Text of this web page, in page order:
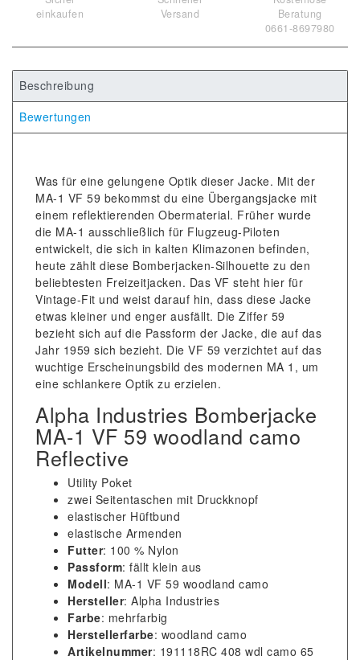
einkaufen
Versand
Beratung
0661-8697980
Beschreibung
Bewertungen
Was für eine gelungene Optik dieser Jacke. Mit der
MA-1 VF 59 bekommst du eine Übergangsjacke mit
einem reflektierenden Obermaterial. Früher wurde
die MA-1 ausschließlich für Flugzeug-Piloten
entwickelt, die sich in kalten Klimazonen befinden,
heute zählt diese Bomberjacken-Silhouette zu den
beliebtesten Freizeitjacken. Das VF steht hier für
Vintage-Fit und weist darauf hin, dass diese Jacke
etwas kleiner und enger ausfällt. Die Ziffer 59
bezieht sich auf die Passform der Jacke, die auf das
Jahr 1959 sich bezieht. Die VF 59 verzichtet auf das
wuchtige Erscheinungsbild des modernen MA 1, um
eine schlankere Optik zu erzielen.
Alpha Industries Bomberjacke
MA-1 VF 59 woodland camo
Reflective
Utility Poket
zwei Seitentaschen mit Druckknopf
elastischer Hüftbund
elastische Armenden
Futter: 100 % Nylon
Passform: fällt klein aus
Modell: MA-1 VF 59 woodland camo
Hersteller: Alpha Industries
Farbe: mehrfarbig
Herstellerfarbe: woodland camo
Artikelnummer: 191118RC 408 wdl camo 65